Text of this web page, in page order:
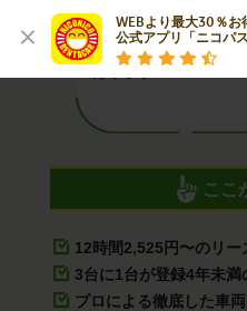
WEBより最大30％お
公式アプリ「ニコパス
ニコニコレンタカー
お客様にご利用いた
あります。
ここ
12時間2,525円〜のリー
3台に1台が登録4年未満
プロによる徹底した車